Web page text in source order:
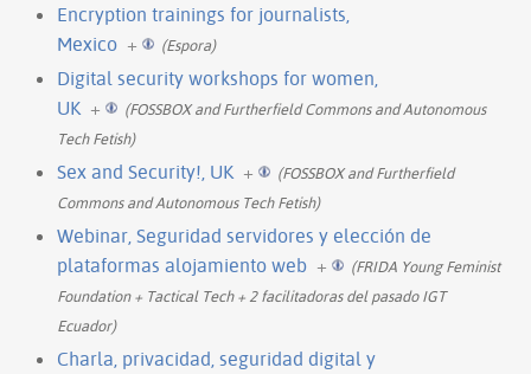
Encryption trainings for journalists,
Mexico + (Espora)
Digital security workshops for women,
UK +
(FOSSBOX and Furtherfield Commons and Autonomous
Tech Fetish)
Sex and Security!, UK +
(FOSSBOX and Furtherfield
Commons and Autonomous Tech Fetish)
Webinar, Seguridad servidores y elección de
plataformas alojamiento web +
(FRIDA Young Feminist
Foundation + Tactical Tech + 2 facilitadoras del pasado IGT
Ecuador)
Charla, privacidad, seguridad digital y